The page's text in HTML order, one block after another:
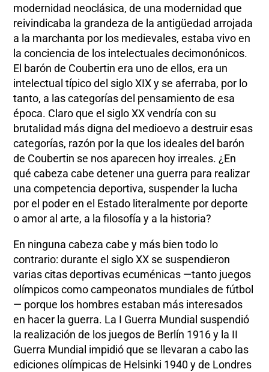
modernidad neoclásica, de una modernidad que
reivindicaba la grandeza de la antigüedad arrojada
a la marchanta por los medievales, estaba vivo en
la conciencia de los intelectuales decimonónicos.
El barón de Coubertin era uno de ellos, era un
intelectual típico del siglo XIX y se aferraba, por lo
tanto, a las categorías del pensamiento de esa
época. Claro que el siglo XX vendría con su
brutalidad más digna del medioevo a destruir esas
categorías, razón por la que los ideales del barón
de Coubertin se nos aparecen hoy irreales. ¿En
qué cabeza cabe detener una guerra para realizar
una competencia deportiva, suspender la lucha
por el poder en el Estado literalmente por deporte
o amor al arte, a la filosofía y a la historia?
En ninguna cabeza cabe y más bien todo lo
contrario: durante el siglo XX se suspendieron
varias citas deportivas ecuménicas —tanto juegos
olímpicos como campeonatos mundiales de fútbol
— porque los hombres estaban más interesados
en hacer la guerra. La I Guerra Mundial suspendió
la realización de los juegos de Berlín 1916 y la II
Guerra Mundial impidió que se llevaran a cabo las
ediciones olímpicas de Helsinki 1940 y de Londres